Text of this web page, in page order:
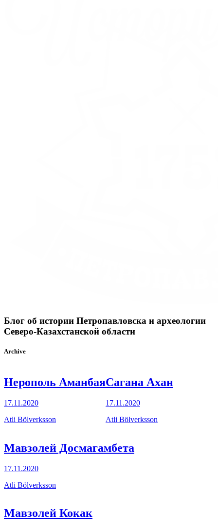
Блог об истории Петропавловска и археологии
Северо-Казахстанской области
Archive
Нерополь Аманбая
17.11.2020
Atli Bölverksson
Сагана Ахан
17.11.2020
Atli Bölverksson
Мавзолей Досмагамбета
17.11.2020
Atli Bölverksson
Мавзолей Кокак